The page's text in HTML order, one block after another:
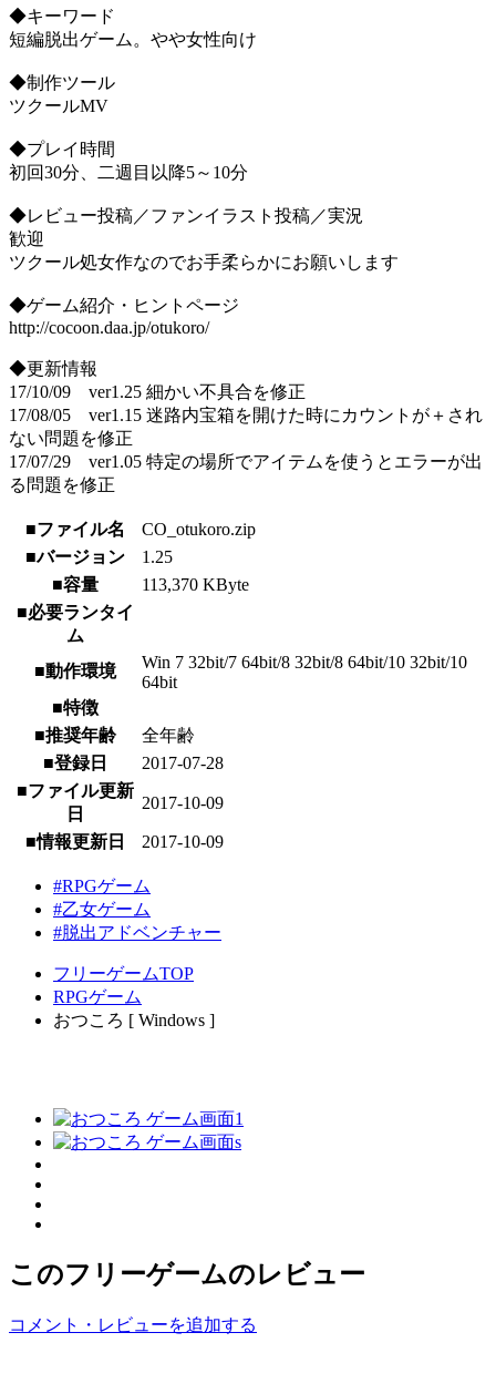
◆キーワード
短編脱出ゲーム。やや女性向け
◆制作ツール
ツクールMV
◆プレイ時間
初回30分、二週目以降5～10分
◆レビュー投稿／ファンイラスト投稿／実況
歓迎
ツクール処女作なのでお手柔らかにお願いします
◆ゲーム紹介・ヒントページ
http://cocoon.daa.jp/otukoro/
◆更新情報
17/10/09 ver1.25 細かい不具合を修正
17/08/05 ver1.15 迷路内宝箱を開けた時にカウントが＋され
ない問題を修正
17/07/29 ver1.05 特定の場所でアイテムを使うとエラーが出
る問題を修正
■ファイル名
CO_otukoro.zip
■バージョン
1.25
■容量
113,370 KByte
■必要ランタイ
ム
■動作環境
Win 7 32bit/7 64bit/8 32bit/8 64bit/10 32bit/10
64bit
■特徴
■推奨年齢
全年齢
■登録日
2017-07-28
■ファイル更新
日
2017-10-09
■情報更新日 2017-10-09
#RPGゲーム
#乙女ゲーム
#脱出アドベンチャー
フリーゲームTOP
RPGゲーム
おつころ [ Windows ]
このフリーゲームのレビュー
コメント・レビューを追加する